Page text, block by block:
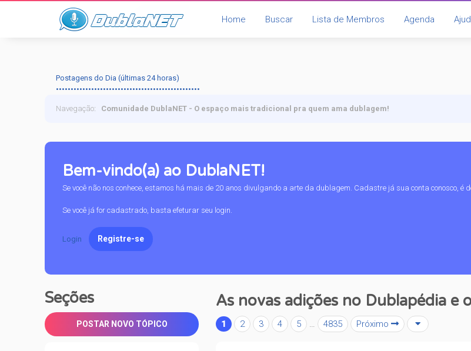
Home Buscar Lista de Membros Agenda
Postagens do Dia (últimas 24 horas)
•••••••••••••••••••••••••••••••••••••••••••••••••
Navegação: Comunidade DublaNET - O espaço mais tradicional pra quem ama dublagem!
Bem-vindo(a) ao DublaNET!
Se você não nos conhece, estamos há mais de 20 anos divulgando a arte da dublagem. Cadastre já sua conta conosco, é
Se você já for cadastrado, basta efeturar seu login.
Login Registre-se
Seções
POSTAR NOVO TÓPICO
As novas adições no Dublapédia e
1 2 3 4 5 … 4835 Próximo